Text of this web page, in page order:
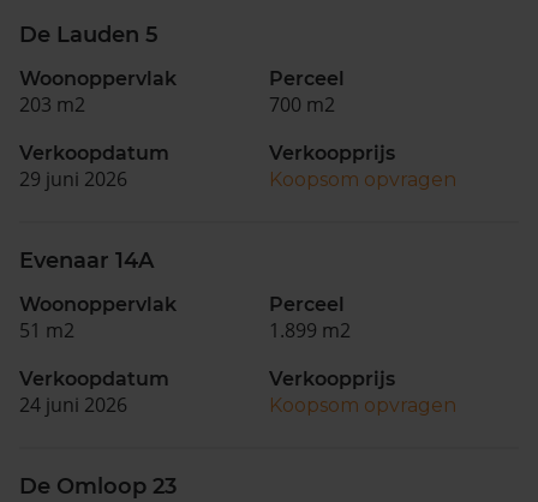
De Lauden 5
Woonoppervlak
203 m2
Perceel
700 m2
Verkoopdatum
29 juni 2026
Verkoopprijs
Koopsom opvragen
Evenaar 14A
Woonoppervlak
51 m2
Perceel
1.899 m2
Verkoopdatum
24 juni 2026
Verkoopprijs
Koopsom opvragen
De Omloop 23